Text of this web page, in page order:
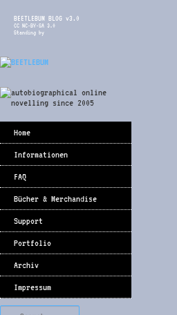
BEETLEBUM BLOG v3.0
CC NC-BY-SA 3.0
Standing by
Home
Informationen
FAQ
Bücher & Merchandise
Support
Portfolio
Archiv
Impressum